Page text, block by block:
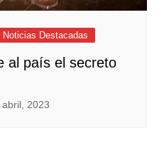
Noticias Destacadas
al país el secreto
abril, 2023